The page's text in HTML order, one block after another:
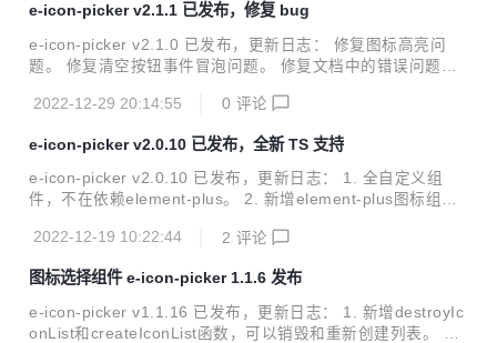
e-icon-picker v2.1.1 已发布，修复 bug
e-icon-picker v2.1.0 已发布，更新日志： 修复图标高亮问
题。 修复清空按钮事件冒泡问题。 修复文档中的错误问题。
题。 修复点击图片时，鼠标样式。 修复input size属性。 修
问题。 修复输入框左侧图标大小导致高度和输入框高度不一致
问题。 修复当搜索后，图标列表无法复原问题。 修复input框
高度显示问题。 修复文档 复制成功 不显示问题。 修复文档
当编译完后无法正常显示组件问题。 删除css ie兼容支持。 优
化暂无图标文字样式。 优化默认追加到body...
2022-12-29 20:14:55 0 评论
e-icon-picker v2.0.10 已发布，全新 TS 支持
e-icon-picker v2.0.10 已发布，更新日志： 1. 全自定义组
件，不在依赖element-plus。 2. 新增element-plus图标组件
ndex异常问题。 6. 新增antd图标。 7. 新增arcoVueIcon图
nstall e-icon-picker@next -S 快速使用 import {createApp} f
rom 'vue'; import App from './App.vue'; imp...
2022-12-19 10:22:44 2 评论
图标选择组件 e-icon-picker 1.1.6 发布
e-icon-picker v1.1.16 已发布，更新日志： 1. 新增destroyIc
onList和createIconList函数，可以销毁和重新创建列表。 2.